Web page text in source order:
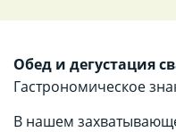
Обед и дегустация
Гастрономическое
В нашем